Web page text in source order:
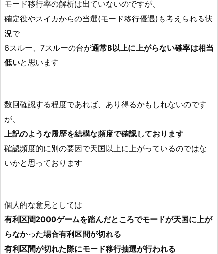
モード移行率の解析は出ていないのですが、
確定役やスイカからの当選(モード移行優遇)も考えられる状
況で
6スルー、7スルーの台が通常B以上に上がらない確率は相当
低いと思います
数回確認する程度であれば、あり得るかもしれないのです
が、
上記のような履歴を結構な頻度で確認しております
確認頻度的に別の要因で天国以上に上がっているのではな
いかと思っております
個人的な意見としては
有利区間2000ゲームを踏んだところでモードが天国に上が
らなかった場合有利区間が切れる
有利区間が切れた際にモード移行抽選が行われる